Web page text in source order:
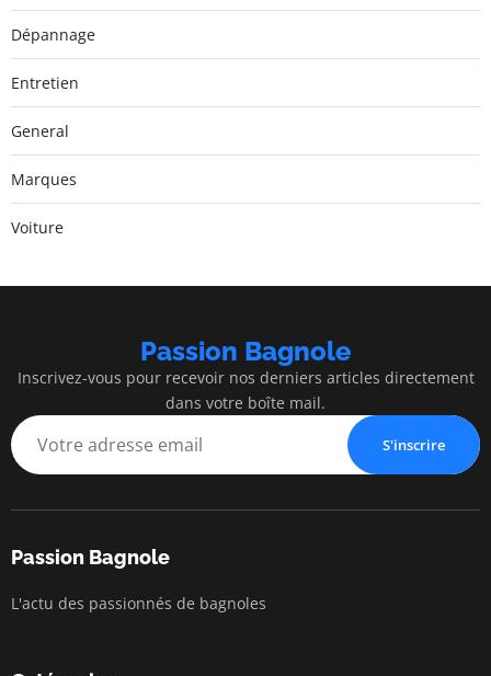
Dépannage
Entretien
General
Marques
Voiture
Passion Bagnole
Inscrivez-vous pour recevoir nos derniers articles directement
dans votre boîte mail.
S'inscrire
Passion Bagnole
L'actu des passionnés de bagnoles